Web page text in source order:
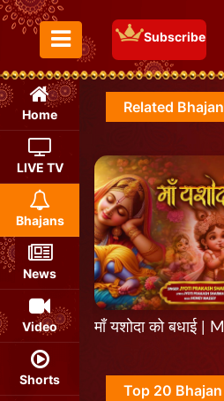
Toggle Menu
Subscribe
Home
LIVE TV
Bhajans
News
Video
Shorts
Related Bhajan
Top 20 Bhajan